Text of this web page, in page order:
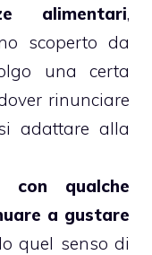
alimentari,
scoperto da
una certa
rinunciare
adattare alla
con qualche
a gustare
quel senso di